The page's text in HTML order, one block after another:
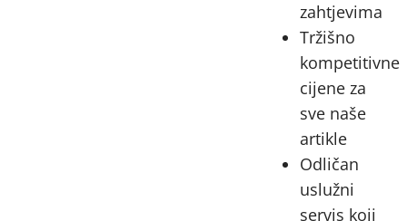
zahtjevima
Tržišno
kompetitivne
cijene za
sve naše
artikle
Odličan
uslužni
servis koji